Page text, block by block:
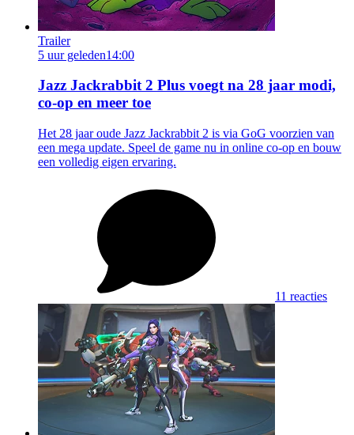
Trailer
5 uur geleden14:00
Jazz Jackrabbit 2 Plus voegt na 28 jaar modi,
co-op en meer toe
Het 28 jaar oude Jazz Jackrabbit 2 is via GoG voorzien van
een mega update. Speel de game nu in online co-op en bouw
een volledig eigen ervaring.
11 reacties